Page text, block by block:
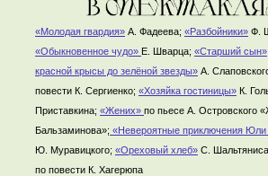
«Молодая гвардия» А. Фадеева; «Разбойники» Ф.
«Обыкновенное чудо» Е. Шварца; «Старший сын»
красной крысы до зелёной звезды» А.
повести К. Сергиенко; «Хозяйка гостиницы» К.
Приставкина; «Жених» по пьесе А. Островского
Бальзаминова»; «Невероятные приключения
Ю. Муравицкого; «Ореховый хлеб» С.
по повести К. Хагерюпа